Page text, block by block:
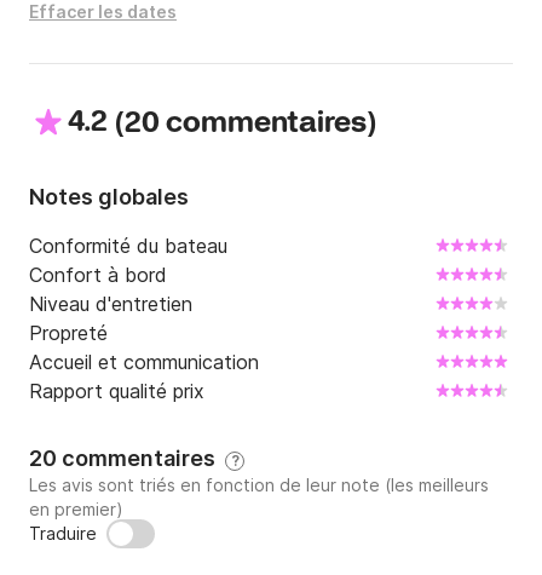
Effacer les dates
4.2 (20 commentaires)
Notes globales
Conformité du bateau
Confort à bord
Niveau d'entretien
Propreté
Accueil et communication
Rapport qualité prix
20 commentaires ?
Les avis sont triés en fonction de leur note (les meilleurs
en premier)
Traduire